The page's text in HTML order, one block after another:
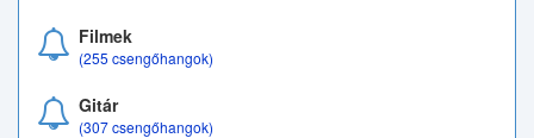
Filmek
(255 csengőhangok)
Gitár
(307 csengőhangok)